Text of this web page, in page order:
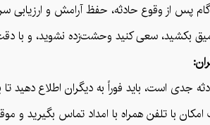
از وقوع حادثه، حفظ آرامش و ارزیابی
سعی کنید وحشت‌زده نشوید، و با دقت
است، باید فوراً به دیگران اطلاع دهید تا
با تلفن همراه با امداد تماس بگیرید و